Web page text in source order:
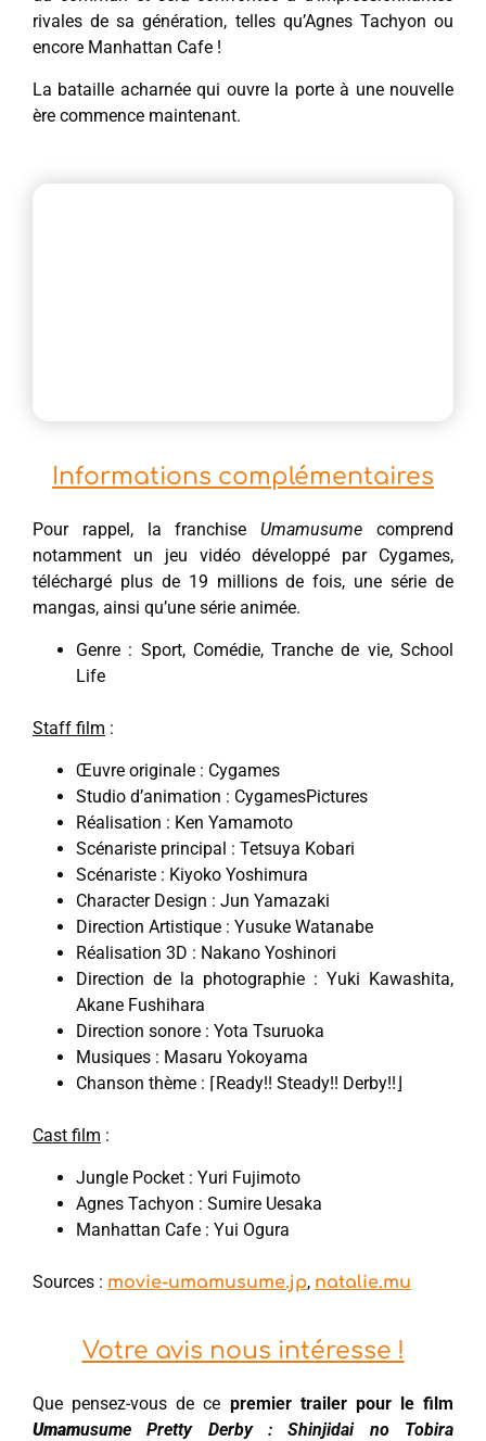
rivales de sa génération, telles qu’Agnes Tachyon ou
encore Manhattan Cafe !
La bataille acharnée qui ouvre la porte à une nouvelle
ère commence maintenant.
Informations complémentaires
Pour rappel, la franchise Umamusume comprend
notamment un jeu vidéo développé par Cygames,
téléchargé plus de 19 millions de fois, une série de
mangas, ainsi qu’une série animée.
Genre : Sport, Comédie, Tranche de vie, School
Life
Staff film :
Œuvre originale : Cygames
Studio d’animation : CygamesPictures
Réalisation : Ken Yamamoto
Scénariste principal : Tetsuya Kobari
Scénariste : Kiyoko Yoshimura
Character Design : Jun Yamazaki
Direction Artistique : Yusuke Watanabe
Réalisation 3D : Nakano Yoshinori
Direction de la photographie : Yuki Kawashita,
Akane Fushihara
Direction sonore : Yota Tsuruoka
Musiques : Masaru Yokoyama
Chanson thème : ⌈Ready!! Steady!! Derby!!⌋
Cast film :
Jungle Pocket : Yuri Fujimoto
Agnes Tachyon : Sumire Uesaka
Manhattan Cafe : Yui Ogura
Sources : movie-umamusume.jp, natalie.mu
Votre avis nous intéresse !
Que pensez-vous de ce premier trailer pour le film
Umamusume Pretty Derby : Shinjidai no Tobira